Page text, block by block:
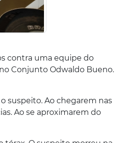
contra uma equipe do
Conjunto Odwaldo Bueno.
suspeito. Ao chegarem nas
Ao se aproximarem do